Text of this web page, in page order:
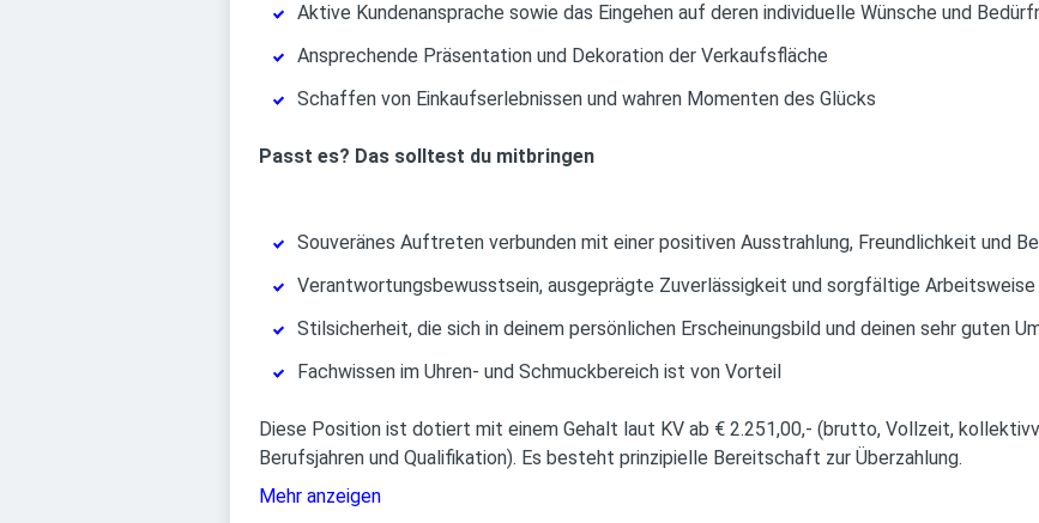
Aktive Kundenansprache sowie das Eingehen auf deren individuelle Wünsche und
Ansprechende Präsentation und Dekoration der Verkaufsfläche
Schaffen von Einkaufserlebnissen und wahren Momenten des Glücks
Passt es? Das solltest du mitbringen
Souveränes Auftreten verbunden mit einer positiven Ausstrahlung, Freundlichkeit und
Verantwortungsbewusstsein, ausgeprägte Zuverlässigkeit und sorgfältige Arbeitsweise
Stilsicherheit, die sich in deinem persönlichen Erscheinungsbild und deinen sehr guten
Fachwissen im Uhren- und Schmuckbereich ist von Vorteil
Diese Position ist dotiert mit einem Gehalt laut KV ab € 2.251,00,- (brutto, Vollzeit,
Berufsjahren und Qualifikation). Es besteht prinzipielle Bereitschaft zur Überzahlung.
Mehr anzeigen